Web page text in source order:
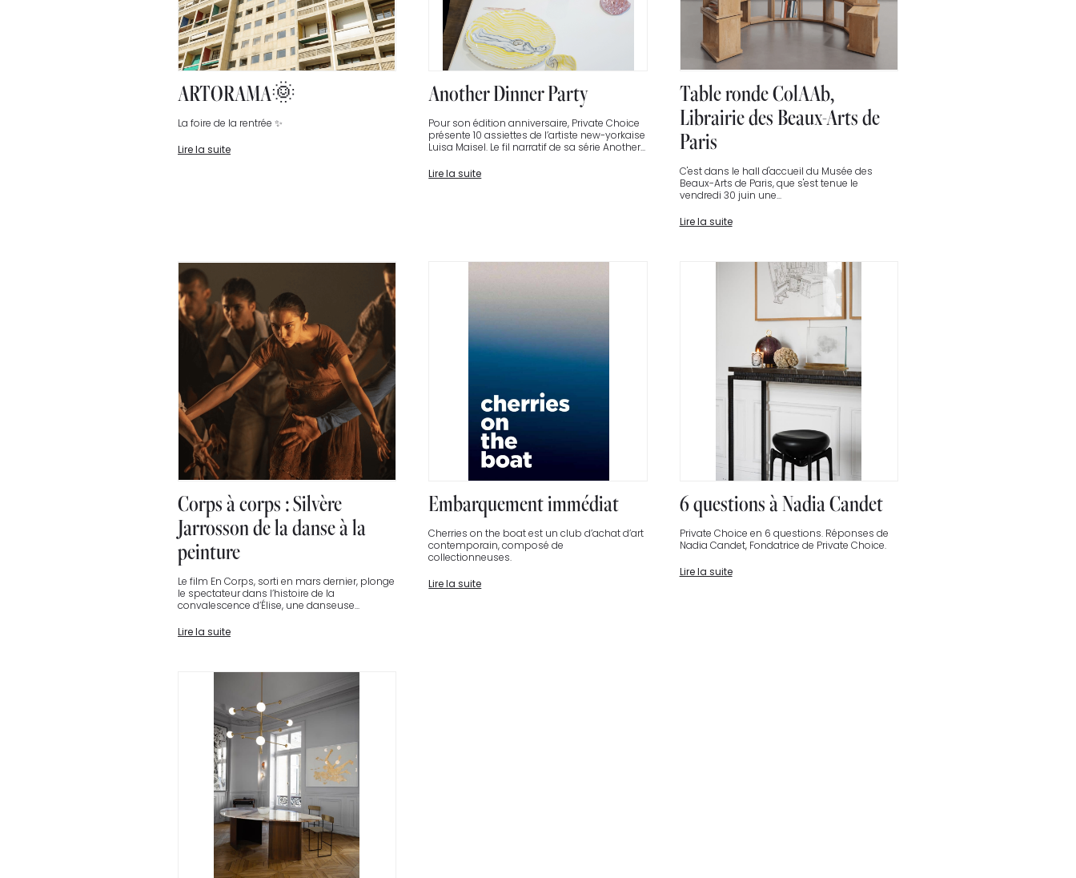
ARTORAMA🌞
La foire de la rentrée ✨
Lire la suite
Another Dinner Party
Pour son édition anniversaire, Private Choice
présente 10 assiettes de l’artiste new-yorkaise
Luisa Maisel. Le fil narratif de sa série Another...
Lire la suite
Table ronde ColAAb,
Librairie des Beaux-Arts de
Paris
C'est dans le hall d'accueil du Musée des
Beaux-Arts de Paris, que s'est tenue le
vendredi 30 juin une...
Lire la suite
Corps à corps : Silvère
Jarrosson de la danse à la
peinture
Le film En Corps, sorti en mars dernier, plonge
le spectateur dans l’histoire de la
convalescence d’Élise, une danseuse...
Lire la suite
Embarquement immédiat
Cherries on the boat est un club d’achat d’art
contemporain, composé de
collectionneuses.
Lire la suite
6 questions à Nadia Candet
Private Choice en 6 questions. Réponses de
Nadia Candet, Fondatrice de Private Choice.
Lire la suite